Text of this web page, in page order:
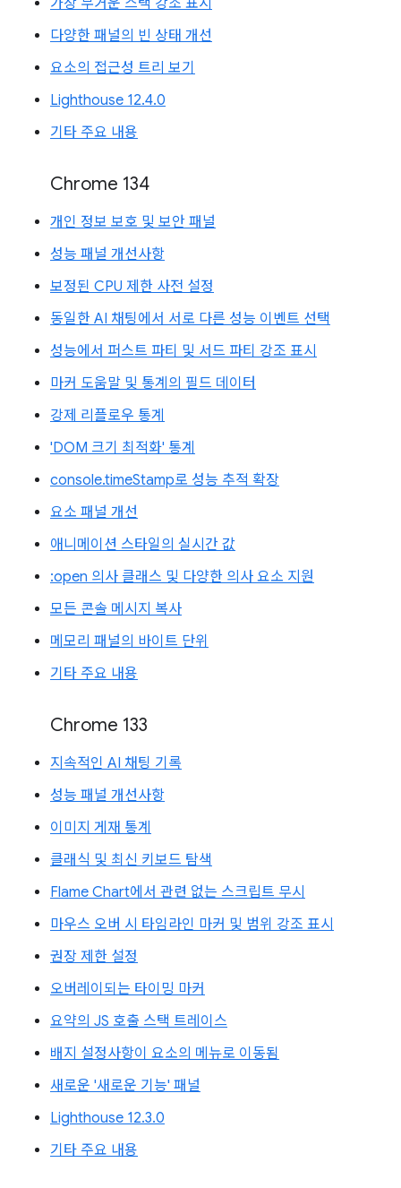
다양한 패널의 빈 상태 개선
요소의 접근성 트리 보기
Lighthouse 12.4.0
기타 주요 내용
Chrome 134
개인 정보 보호 및 보안 패널
성능 패널 개선사항
보정된 CPU 제한 사전 설정
동일한 AI 채팅에서 서로 다른 성능 이벤트 선택
성능에서 퍼스트 파티 및 서드 파티 강조 표시
마커 도움말 및 통계의 필드 데이터
강제 리플로우 통계
'DOM 크기 최적화' 통계
console.timeStamp로 성능 추적 확장
요소 패널 개선
애니메이션 스타일의 실시간 값
:open 의사 클래스 및 다양한 의사 요소 지원
모든 콘솔 메시지 복사
메모리 패널의 바이트 단위
기타 주요 내용
Chrome 133
지속적인 AI 채팅 기록
성능 패널 개선사항
이미지 게재 통계
클래식 및 최신 키보드 탐색
Flame Chart에서 관련 없는 스크립트 무시
마우스 오버 시 타임라인 마커 및 범위 강조 표시
권장 제한 설정
오버레이되는 타이밍 마커
요약의 JS 호출 스택 트레이스
배지 설정사항이 요소의 메뉴로 이동됨
새로운 '새로운 기능' 패널
Lighthouse 12.3.0
기타 주요 내용